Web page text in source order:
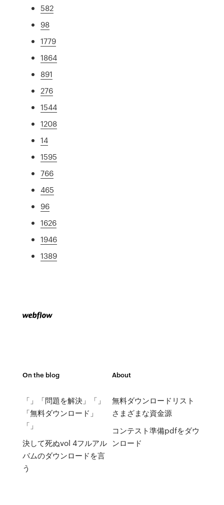
582
98
1779
1864
891
276
1544
1208
14
1595
766
465
96
1626
1946
1389
On the blog
「」「問題を解決」「」
「無料ダウンロード」
「」
決して死ぬvol 4フルアル
バムのダウンロードを言
う
About
無料ダウンロードリスト
さまざまな資金源
コンテスト準備pdfをダウ
ンロード